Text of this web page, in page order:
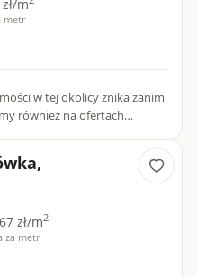
m
metr
w tej okolicy znika zanim
również na ofertach
zł/m2
za metr